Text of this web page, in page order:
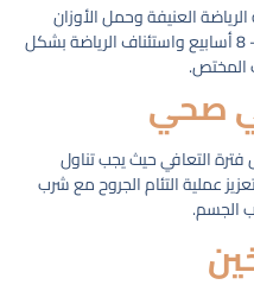
العنيفة وحمل الأوزان
الثقيلة لمدة تتراوح من 6 – 8 أسابيع واستئناف الرياضة بشكل
المختص.
صحي
التعافي حيث يجب تناول
عملية التئام الجروح مع شرب
الجسم.